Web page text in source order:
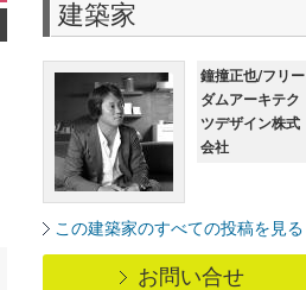
建築家
鐘撞正也/フリー
ダムアーキテク
ツデザイン株式
会社
この建築家のすべての投稿を見る
お問い合せ